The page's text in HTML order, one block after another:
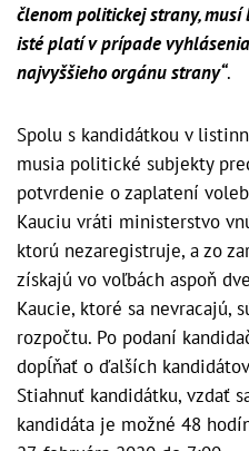
členom politickej strany, musí
isté platí v prípade
najvyššieho orgánu strany“.
Spolu s kandidátkou v
musia politické subjekty
potvrdenie o zaplatení
Kauciu vráti ministerstvo
ktorú nezaregistruje, a zo
získajú vo voľbách aspoň
Kaucie, ktoré sa nevracajú,
rozpočtu. Po podaní
dopĺňať o ďalších
Stiahnuť kandidátku, vzdať
kandidáta je možné 48